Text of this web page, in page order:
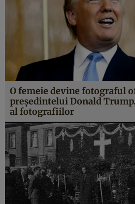
O femeie devine fotograful
preşedintelui Donald
al fotografiilor